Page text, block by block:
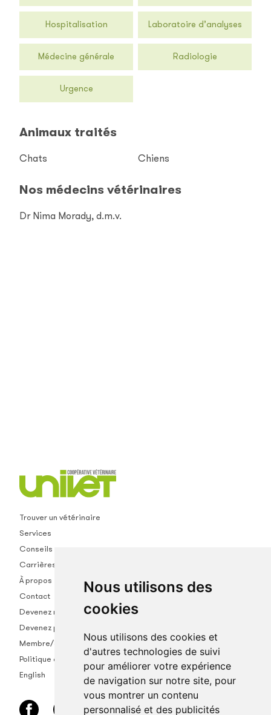
Nous utilisons des
cookies
Nous utilisons des cookies et
d'autres technologies de suivi
pour améliorer votre expérience
de navigation sur notre site, pour
vous montrer un contenu
personnalisé et des publicités
Hospitalisation Laboratoire d’analyses
Médecine générale Radiologie
Urgence
Animaux traités
Chats Chiens
Nos médecins vétérinaires
Dr Nima Morady, d.m.v.
Trouver un vétérinaire
Services
Conseils
Carrières
À propos
Contact
Devenez membre
Devenez partenaire
Membre/empl.
Politique de confidentialité
English